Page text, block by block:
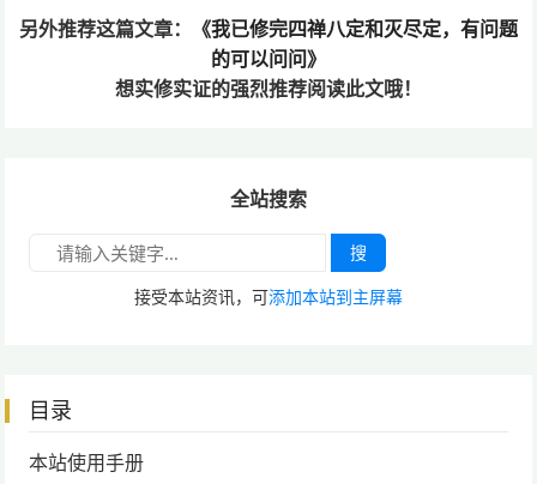
另外推荐这篇文章：
《我已修完四禅八定和灭尽定，有问题
的可以问问》
想实修实证的强烈推荐阅读此文哦！
全站搜索
搜
接受本站资讯，可添加本站到主屏幕
目录
本站使用手册